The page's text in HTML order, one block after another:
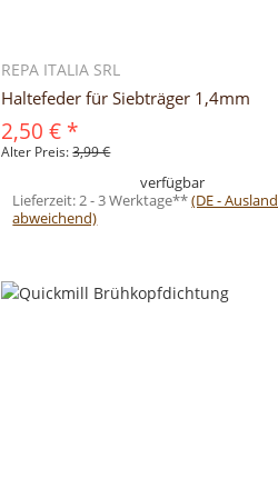
REPA ITALIA SRL
Haltefeder für Siebträger 1,4mm
2,50 € *
Alter Preis:3,99 €
verfügbar
Lieferzeit: 2 - 3 Werktage**(DE - Ausland
abweichend)